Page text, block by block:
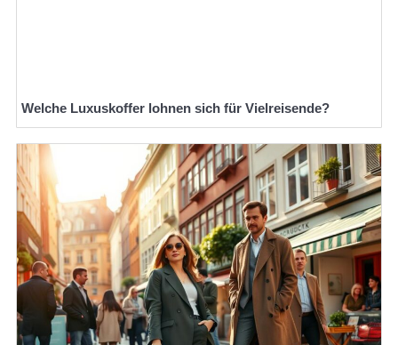
Welche Luxuskoffer lohnen sich für Vielreisende?